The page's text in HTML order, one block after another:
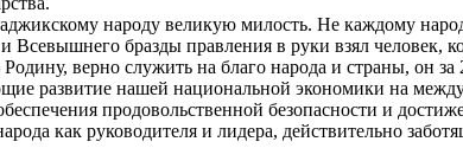
народу великую милость. Не каждому
бразды правления в руки взял человек,
верно служить на благо народа и страны, он
развитие нашей национальной экономики на
продовольственной безопасности и
как руководителя и лидера, действительно